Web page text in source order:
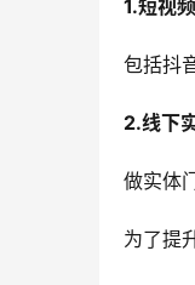
1.短视
包括抖
2.线下
做实体
为了提